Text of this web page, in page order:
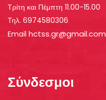
Τρίτη και Πέμπτη 11.00-15.00
Τηλ. 6974580306
Email hctss.gr@gmail.com
Σύνδεσμοι